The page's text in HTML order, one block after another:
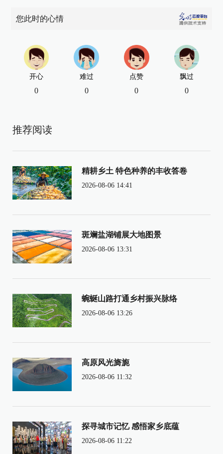
您此时的心情
开心
0
难过
0
点赞
0
飘过
0
推荐阅读
精耕乡土 特色种养的丰收答卷
2026-08-06 14:41
斑斓盐湖铺展大地图景
2026-08-06 13:31
蜿蜒山路打通乡村振兴脉络
2026-08-06 13:26
高原风光旖旎
2026-08-06 11:32
探寻城市记忆 感悟家乡底蕴
2026-08-06 11:22